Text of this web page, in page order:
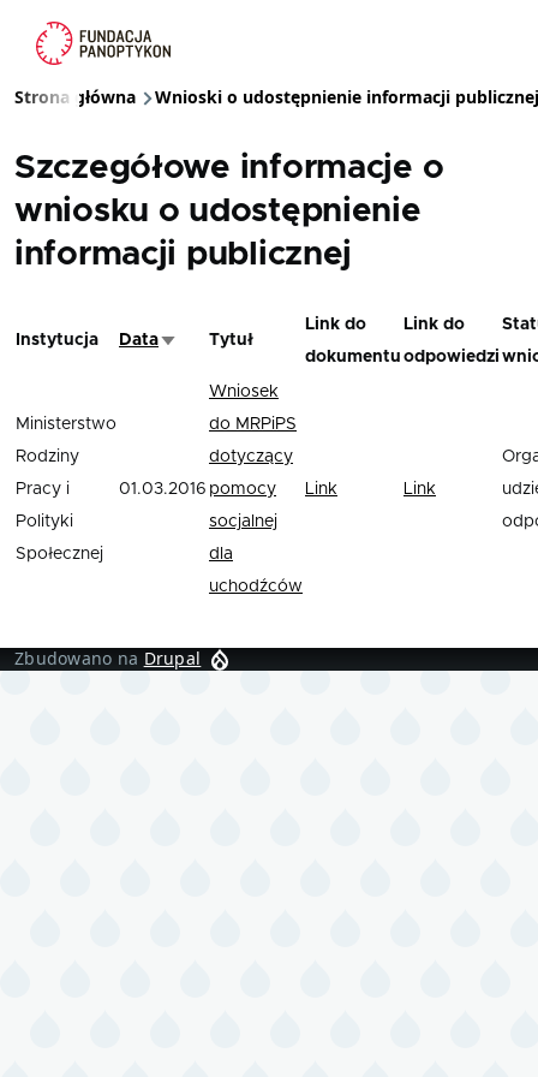
Ścieżka nawigacyjna
Strona główna Wnioski o udostępnienie informacji publicznej
Szczegółowe informacje o
wniosku o udostępnienie
informacji publicznej
Instytucja DataSortuj rosnąco
Tytuł
Link do
dokumentu
Link do
odpowiedzi
Ministerstwo
Rodziny
Pracy i
Polityki
Społecznej
01.03.2016
Wniosek
do MRPiPS
dotyczący
pomocy
socjalnej
dla
uchodźców
Link Link
Zbudowano na Drupal